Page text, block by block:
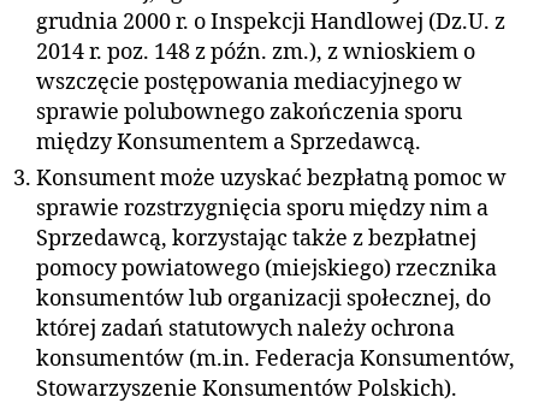
grudnia 2000 r. o Inspekcji Handlowej (Dz.U. z
2014 r. poz. 148 z późn. zm.), z wnioskiem o
wszczęcie postępowania mediacyjnego w
sprawie polubownego zakończenia sporu
między Konsumentem a Sprzedawcą.
Konsument może uzyskać bezpłatną pomoc w
sprawie rozstrzygnięcia sporu między nim a
Sprzedawcą, korzystając także z bezpłatnej
pomocy powiatowego (miejskiego) rzecznika
konsumentów lub organizacji społecznej, do
której zadań statutowych należy ochrona
konsumentów (m.in. Federacja Konsumentów,
Stowarzyszenie Konsumentów Polskich).